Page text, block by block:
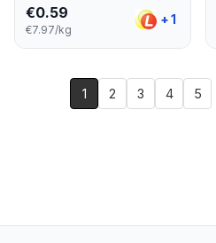
€0.59
€7.97/kg
+1
1 2 3 4 5